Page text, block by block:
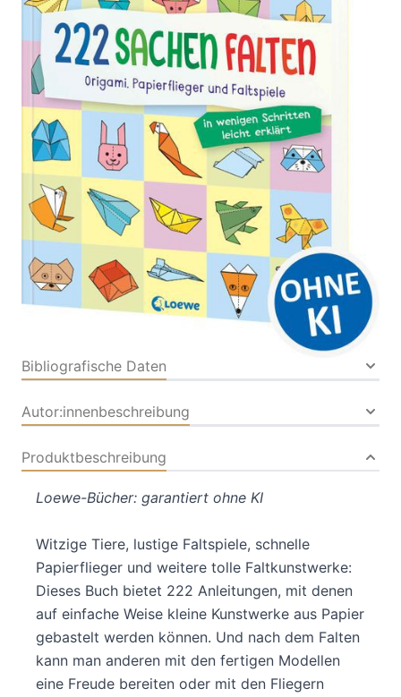
Zur Wunschliste hinzufügen
Origami, Papierflieger und Faltspiele - Bastelbuch
für Kinder ab 8 Jahren - Entwickelt von Bestseller-
Autor Norbert Pautner
VonNorbert Pautner
Verlag: Loewe|Loewe 09.04.2026
Softcover
ISBN: 978-3-74321877-
Bibliografische Daten
Autor:innenbeschreibung
Produktbeschreibung
Loewe-Bücher: garantiert ohne KI
Witzige Tiere, lustige Faltspiele, schnelle
Papierflieger und weitere tolle Faltkunstwerke:
Dieses Buch bietet 222 Anleitungen, mit denen
auf einfache Weise kleine Kunstwerke aus Papier
gebastelt werden können. Und nach dem Falten
kann man anderen mit den fertigen Modellen
eine Freude bereiten oder mit den Fliegern